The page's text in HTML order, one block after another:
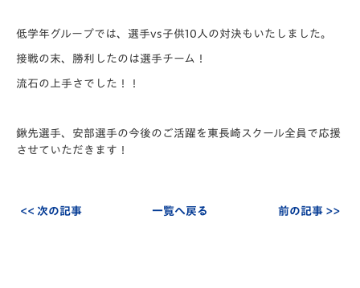
低学年グループでは、選手vs子供10人の対決もいたしました。
接戦の末、勝利したのは選手チーム！
流石の上手さでした！！
鍬先選手、安部選手の今後のご活躍を東長崎スクール全員で応援
さ せていただきます！
<< 次の記事 一覧へ戻る 前の記事 >>